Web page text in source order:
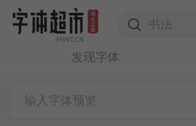
发现字体